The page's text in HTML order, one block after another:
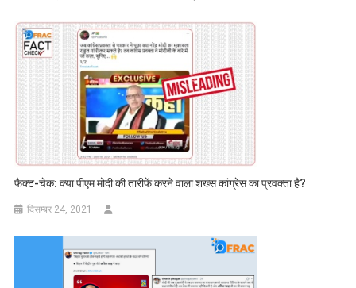
फैक्ट-चेक: क्या पीएम मोदी की तारीफें करने वाला शख्स कांग्रेस का प्रवक्ता है?
दिसम्बर 24, 2021